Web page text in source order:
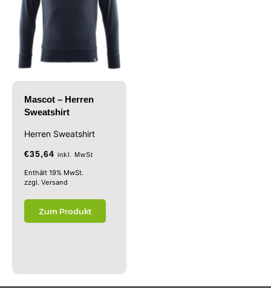
Mascot – Herren
Sweatshirt
Herren Sweatshirt
€35,64 inkl. MwSt
Enthält 19% MwSt.
zzgl. Versand
Zum Produkt